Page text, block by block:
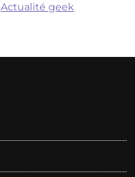
Actualité geek